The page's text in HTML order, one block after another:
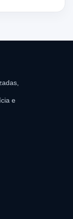
Móvel de
e